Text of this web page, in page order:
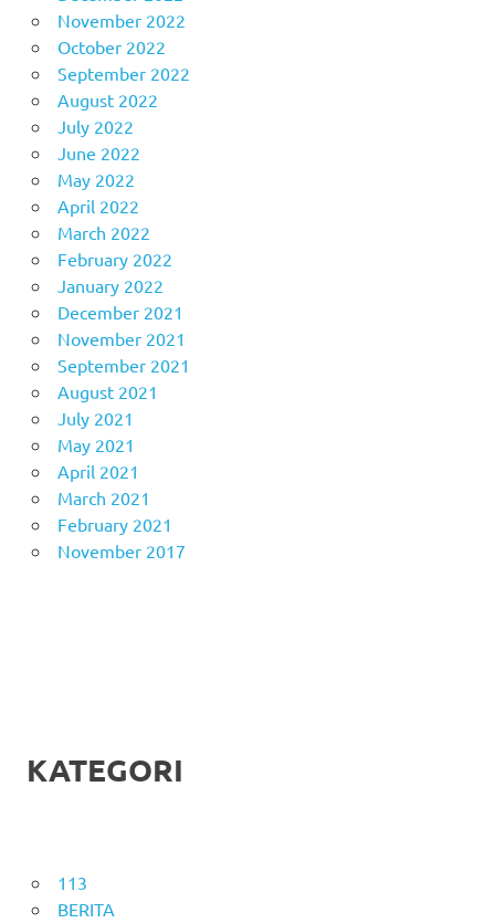
November 2022
October 2022
September 2022
August 2022
July 2022
June 2022
May 2022
April 2022
March 2022
February 2022
January 2022
December 2021
November 2021
September 2021
August 2021
July 2021
May 2021
April 2021
March 2021
February 2021
November 2017
KATEGORI
113
BERITA